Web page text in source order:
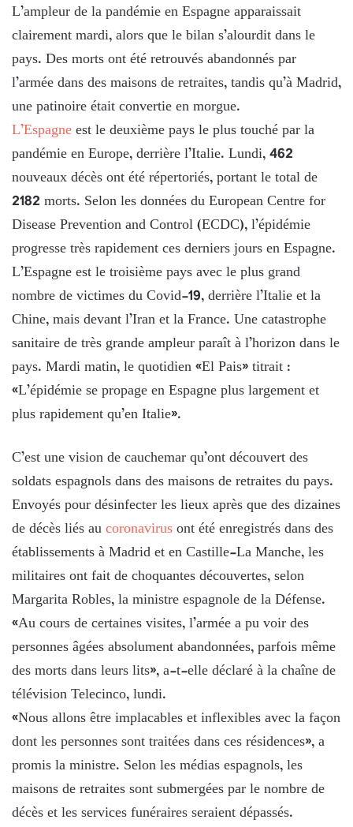
L’ampleur de la pandémie en Espagne apparaissait
clairement mardi, alors que le bilan s’alourdit dans le
pays. Des morts ont été retrouvés abandonnés par
l’armée dans des maisons de retraites, tandis qu’à Madrid,
une patinoire était convertie en morgue.
L’Espagneest le deuxième pays le plus touché par la
pandémie en Europe, derrière l’Italie. Lundi, 462
nouveaux décès ont été répertoriés, portant le total de
2182 morts. Selon les données du European Centre for
Disease Prevention and Control (ECDC), l’épidémie
progresse très rapidement ces derniers jours en Espagne.
L’Espagne est le troisième pays avec le plus grand
nombre de victimes du Covid-19, derrière l’Italie et la
Chine, mais devant l’Iran et la France. Une catastrophe
sanitaire de très grande ampleur paraît à l’horizon dans le
pays. Mardi matin, le quotidien «El Pais» titrait :
«L’épidémie se propage en Espagne plus largement et
plus rapidement qu’en Italie».
C’est une vision de cauchemar qu’ont découvert des
soldats espagnols dans des maisons de retraites du pays.
Envoyés pour désinfecter les lieux après que des dizaines
de décès liés aucoronavirusont été enregistrés dans des
établissements à Madrid et en Castille-La Manche, les
militaires ont fait de choquantes découvertes, selon
Margarita Robles, la ministre espagnole de la Défense.
«Au cours de certaines visites, l’armée a pu voir des
personnes âgées absolument abandonnées, parfois même
des morts dans leurs lits», a-t-elle déclaré à la chaîne de
télévision Telecinco, lundi.
«Nous allons être implacables et inflexibles avec la façon
dont les personnes sont traitées dans ces résidences», a
promis la ministre. Selon les médias espagnols, les
maisons de retraites sont submergées par le nombre de
décès et les services funéraires seraient dépassés.